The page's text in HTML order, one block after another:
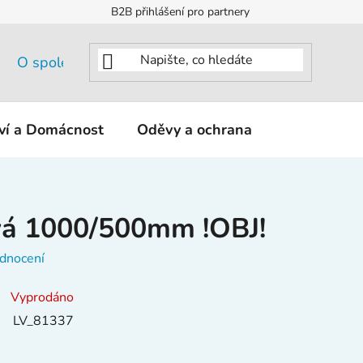
B2B přihlášení pro partnery
O společnosti
a Domácnost Oděvy a ochrana
1000/500mm !OBJ!
Vyprodáno
LV_81337